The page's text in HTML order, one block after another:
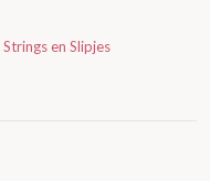
Strings en Slipjes